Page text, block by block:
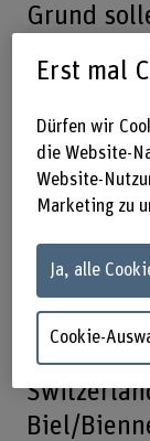
Grund
eines der
LIBREC
Biel/
Erst mal
Dürfen wir
die Website-
Website-
Marketing zu
Ja, alle
Cookie-